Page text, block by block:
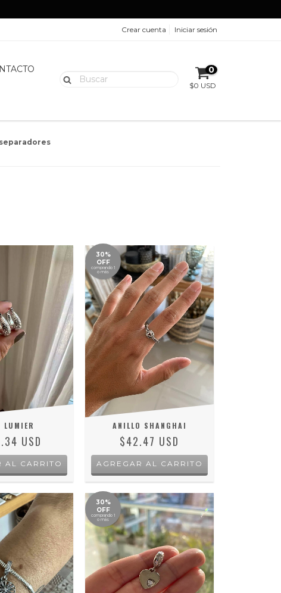
Crear cuenta Iniciar sesión
0
$0 USD
LUMIER
USD
30%
OFF
comprando 1
o más
ANILLO SHANGHAI
$42.47 USD
AGREGAR AL CARRITO
30%
OFF
comprando 1
o más